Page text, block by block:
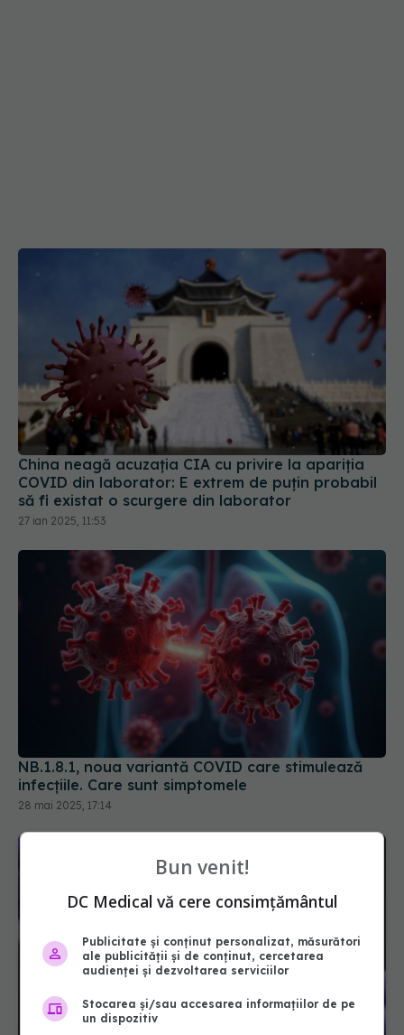
China neagă acuzația CIA cu privire la apariția
COVID din laborator: E extrem de puţin probabil
să fi existat o scurgere din laborator
27 ian 2025, 11:53
NB.1.8.1, noua variantă COVID care stimulează
infecțiile. Care sunt simptomele
28 mai 2025, 17:14
Bun venit!
DC Medical vă cere consimțământul
Publicitate și conținut personalizat, măsurători
ale publicității și de conținut, cercetarea
audienței și dezvoltarea serviciilor
Stocarea și/sau accesarea informațiilor de pe
un dispozitiv